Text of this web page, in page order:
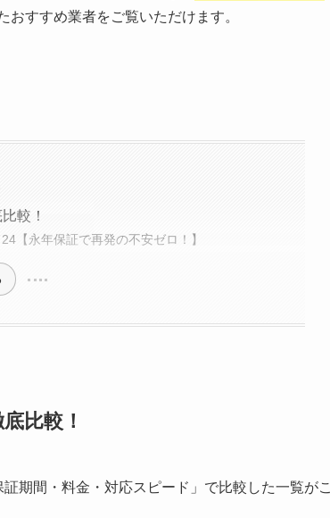
すすめ業者をご覧いただけます。
較！
【永年保証で再発の不安ゼロ！】
比較！
期間・料金・対応スピード」で比較した一覧が